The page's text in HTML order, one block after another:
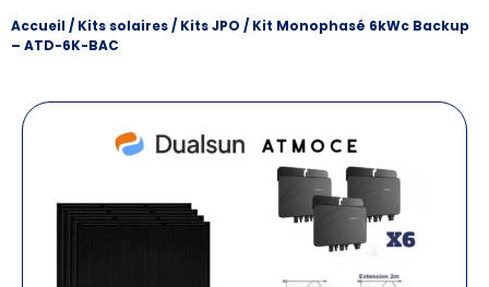
Accueil/ Kits solaires/ Kits JPO / Kit Monophasé 6kWc Backup
– ATD-6K-BAC